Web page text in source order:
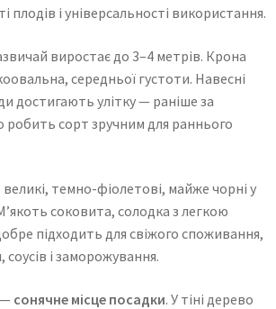
плодів і універсальності використання.
виростає до 3–4 метрів. Крона
середньої густоти. Навесні
достигають улітку — раніше за
робить сорт зручним для раннього
темно-фіолетові, майже чорні у
соковита, солодка з легкою
підходить для свіжого споживання,
і заморожування.
сонячне місце посадки. У тіні дерево